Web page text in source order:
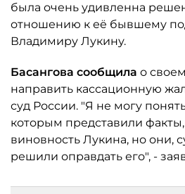
была очень удивленна
отношению к её бывшему
Владимиру Лукину.
Басангова сообщила о
направить кассационную
суд России. "Я не могу
которым представили
виновность Лукина, но они,
решили оправдать его", -